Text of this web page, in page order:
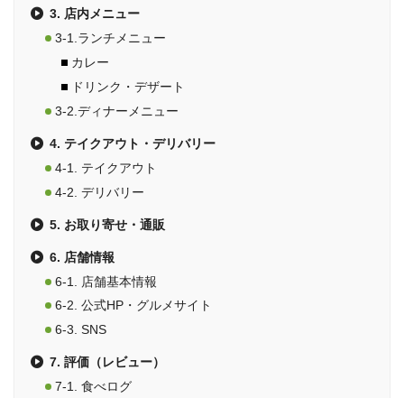
3. 店内メニュー
3-1.ランチメニュー
カレー
ドリンク・デザート
3-2.ディナーメニュー
4. テイクアウト・デリバリー
4-1. テイクアウト
4-2. デリバリー
5. お取り寄せ・通販
6. 店舗情報
6-1. 店舗基本情報
6-2. 公式HP・グルメサイト
6-3. SNS
7. 評価（レビュー）
7-1. 食べログ